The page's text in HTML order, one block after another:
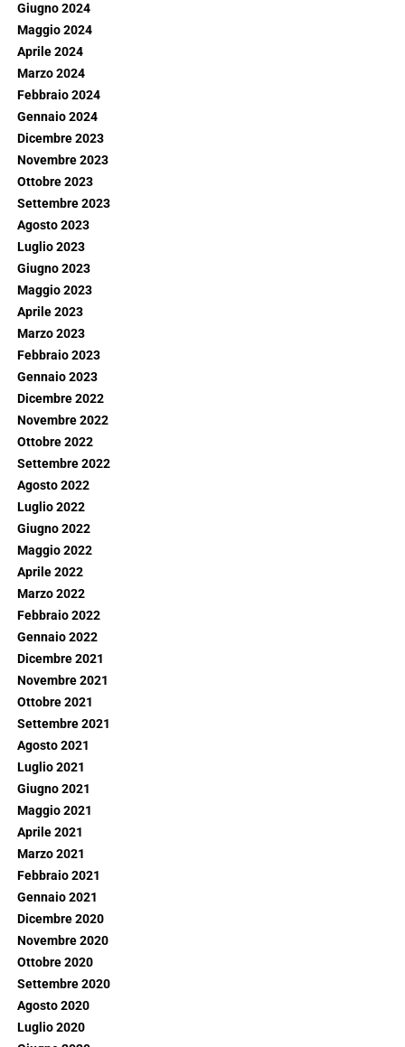
Giugno 2024
Maggio 2024
Aprile 2024
Marzo 2024
Febbraio 2024
Gennaio 2024
Dicembre 2023
Novembre 2023
Ottobre 2023
Settembre 2023
Agosto 2023
Luglio 2023
Giugno 2023
Maggio 2023
Aprile 2023
Marzo 2023
Febbraio 2023
Gennaio 2023
Dicembre 2022
Novembre 2022
Ottobre 2022
Settembre 2022
Agosto 2022
Luglio 2022
Giugno 2022
Maggio 2022
Aprile 2022
Marzo 2022
Febbraio 2022
Gennaio 2022
Dicembre 2021
Novembre 2021
Ottobre 2021
Settembre 2021
Agosto 2021
Luglio 2021
Giugno 2021
Maggio 2021
Aprile 2021
Marzo 2021
Febbraio 2021
Gennaio 2021
Dicembre 2020
Novembre 2020
Ottobre 2020
Settembre 2020
Agosto 2020
Luglio 2020